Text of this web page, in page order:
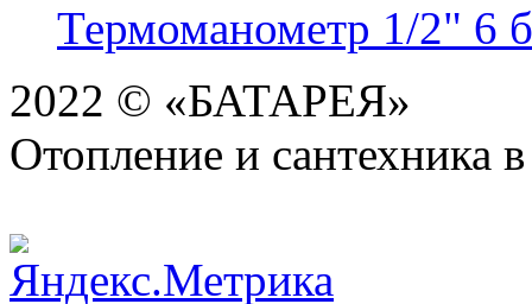
Термоманометр 1/2" 6
2022 © «БАТАРЕЯ»
Отопление и сантехника